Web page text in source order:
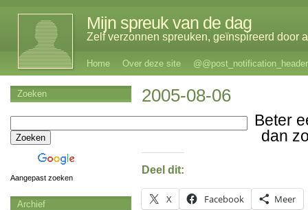
Mijn spreuk van de dag
Zelf verzonnen spreuken, geïnspireerd door
Home Over deze site @@post_notification_header
2005-08-06
Beter
dan
Deel dit:
X Facebook Meer
Zoeken
Aangepast zoeken
Archief